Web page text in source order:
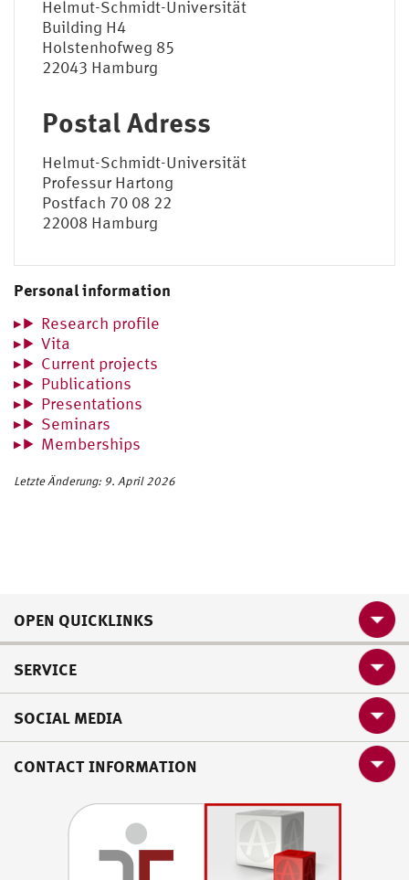
Helmut-Schmidt-Universität
Building H4
Holstenhofweg 85
22043 Hamburg
Postal Adress
Helmut-Schmidt-Universität
Professur Hartong
Postfach 70 08 22
22008 Hamburg
Personal information
Research profile
Vita
Current projects
Publications
Presentations
Seminars
Memberships
Letzte Änderung: 9. April 2026
OPEN QUICKLINKS
SERVICE
SOCIAL MEDIA
CONTACT INFORMATION